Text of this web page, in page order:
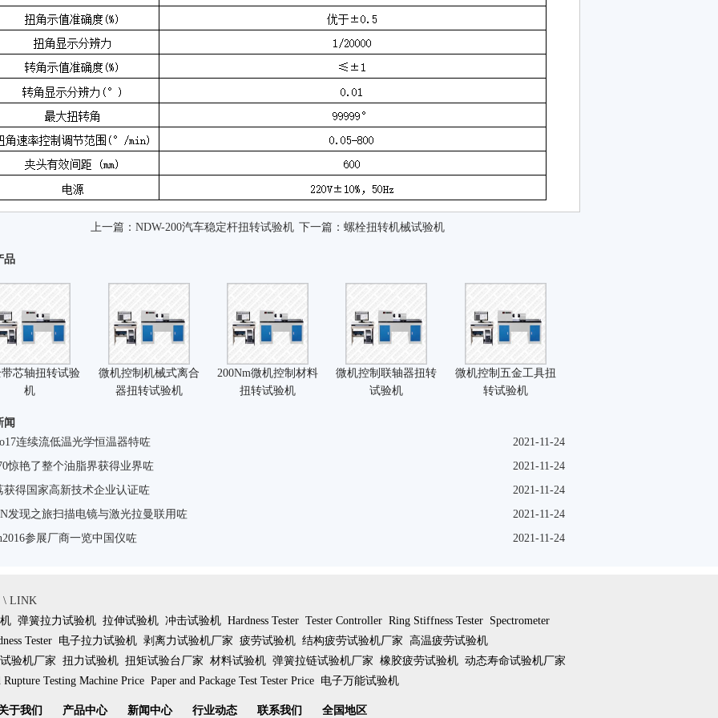
上一篇： NDW-200汽车稳定杆扭转试验机 下一篇： 螺栓扭转机械试验机
品
芯轴扭转试验
机
微机控制机械式离合
器扭转试验机
200Nm微机控制材料
扭转试验机
微机控制联轴器扭转
试验机
微机控制五金工具扭
转试验机
闻
2021-11-24
连续流低温光学恒温器特咗
2021-11-24
惊艳了整个油脂界获得业界咗
2021-11-24
获得国家高新技术企业认证咗
2021-11-24
发现之旅扫描电镜与激光拉曼联用咗
2021-11-24
参展厂商一览中国仪咗
\ LINK
弹簧拉力试验机 拉伸试验机 冲击试验机 Hardness Tester Tester Controller Ring Stiffness Tester Spectrometer
Tester 电子拉力试验机 剥离力试验机厂家 疲劳试验机 结构疲劳试验机厂家 高温疲劳试验机
验机厂家 扭力试验机 扭矩试验台厂家 材料试验机 弹簧拉链试验机厂家 橡胶疲劳试验机 动态寿命试验机厂家
Rupture Testing Machine Price Paper and Package Test Tester Price 电子万能试验机
于我们 产品中心 新闻中心 行业动态 联系我们 全国地区